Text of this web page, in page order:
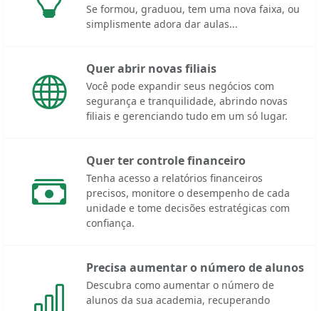
Se formou, graduou, tem uma nova faixa, ou
simplismente adora dar aulas...
Quer abrir novas filiais
Você pode expandir seus negócios com
segurança e tranquilidade, abrindo novas
filiais e gerenciando tudo em um só lugar.
Quer ter controle financeiro
Tenha acesso a relatórios financeiros
precisos, monitore o desempenho de cada
unidade e tome decisões estratégicas com
confiança.
Precisa aumentar o número de alunos
Descubra como aumentar o número de
alunos da sua academia, recuperando